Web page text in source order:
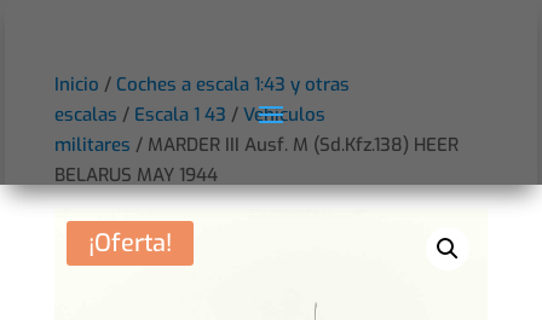
Inicio / Coches a escala 1:43 y otras
escalas / Escala 1 43 / Vehículos
militares / MARDER III Ausf. M (Sd.Kfz.138) HEER
BELARUS MAY 1944
¡Oferta!